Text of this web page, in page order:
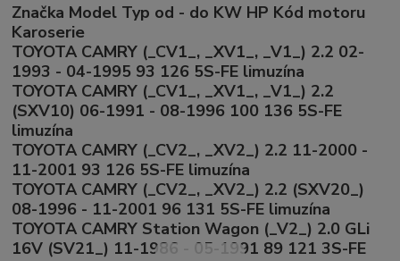
Značka Model Typ od - do KW HP Kód motoru
Karoserie
TOYOTA CAMRY (_CV1_, _XV1_, _V1_) 2.2 02-
1993 - 04-1995 93 126 5S-FE limuzína
TOYOTA CAMRY (_CV1_, _XV1_, _V1_) 2.2
(SXV10) 06-1991 - 08-1996 100 136 5S-FE
limuzína
TOYOTA CAMRY (_CV2_, _XV2_) 2.2 11-2000 -
11-2001 93 126 5S-FE limuzína
TOYOTA CAMRY (_CV2_, _XV2_) 2.2 (SXV20_)
08-1996 - 11-2001 96 131 5S-FE limuzína
TOYOTA CAMRY Station Wagon (_V2_) 2.0 GLi
16V (SV21_) 11-1986 - 05-1991 89 121 3S-FE